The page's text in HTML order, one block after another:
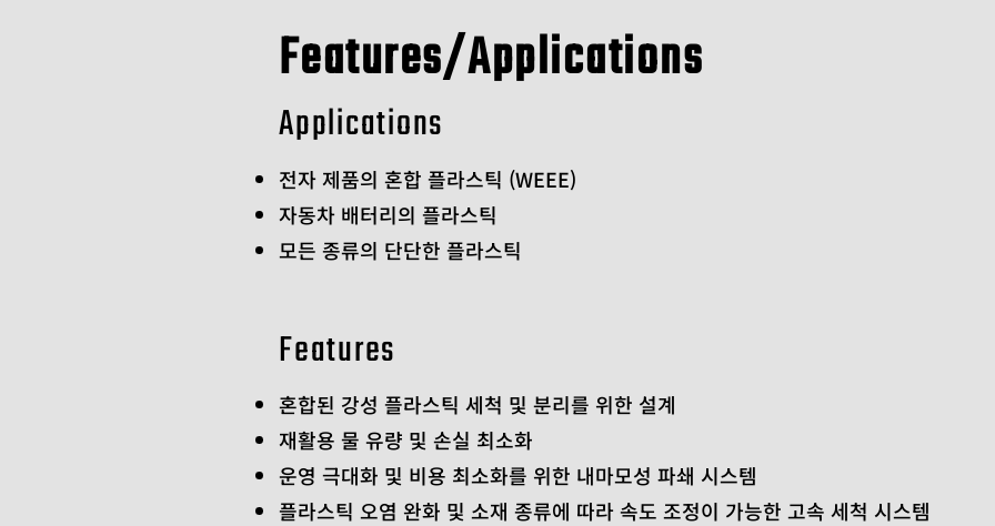
Features/Applications
Applications
전자 제품의 혼합 플라스틱 (WEEE)
자동차 배터리의 플라스틱
​모든 종류의 단단한 플라스틱
Features
혼합된 강성 플라스틱 세척 및 분리를 위한 설계
재활용 물 유량 및 손실 최소화
운영 극대화 및 비용 최소화를 위한 내마모성 파쇄 시스템
플라스틱 오염 완화 및 소재 종류에 따라 속도 조정이 가능한 고속 세척 시스템